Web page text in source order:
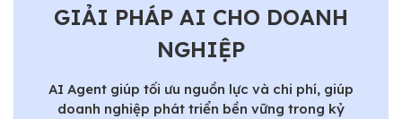
GIẢI PHÁP AI CHO DOANH
NGHIỆP
AI Agent giúp tối ưu nguồn lực và chi phí, giúp
doanh nghiệp phát triển bền vững trong kỷ